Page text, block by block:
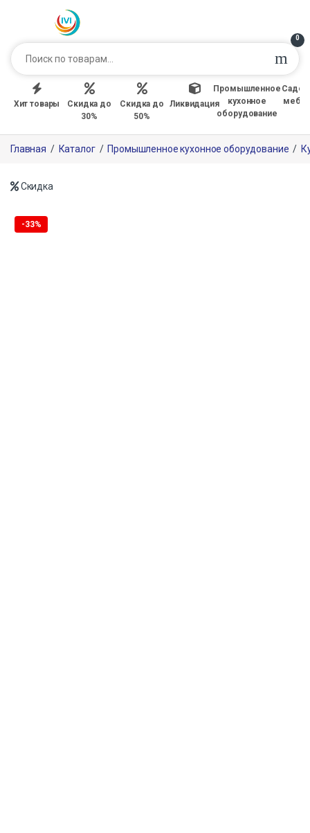
0
Хит товары
Скидка до
30%
Скидка до
50%
Ликвидация
Промышленное
кухонное
оборудование
Главная / Каталог / Промышленное кухонное оборудование /
Скидка
-33%